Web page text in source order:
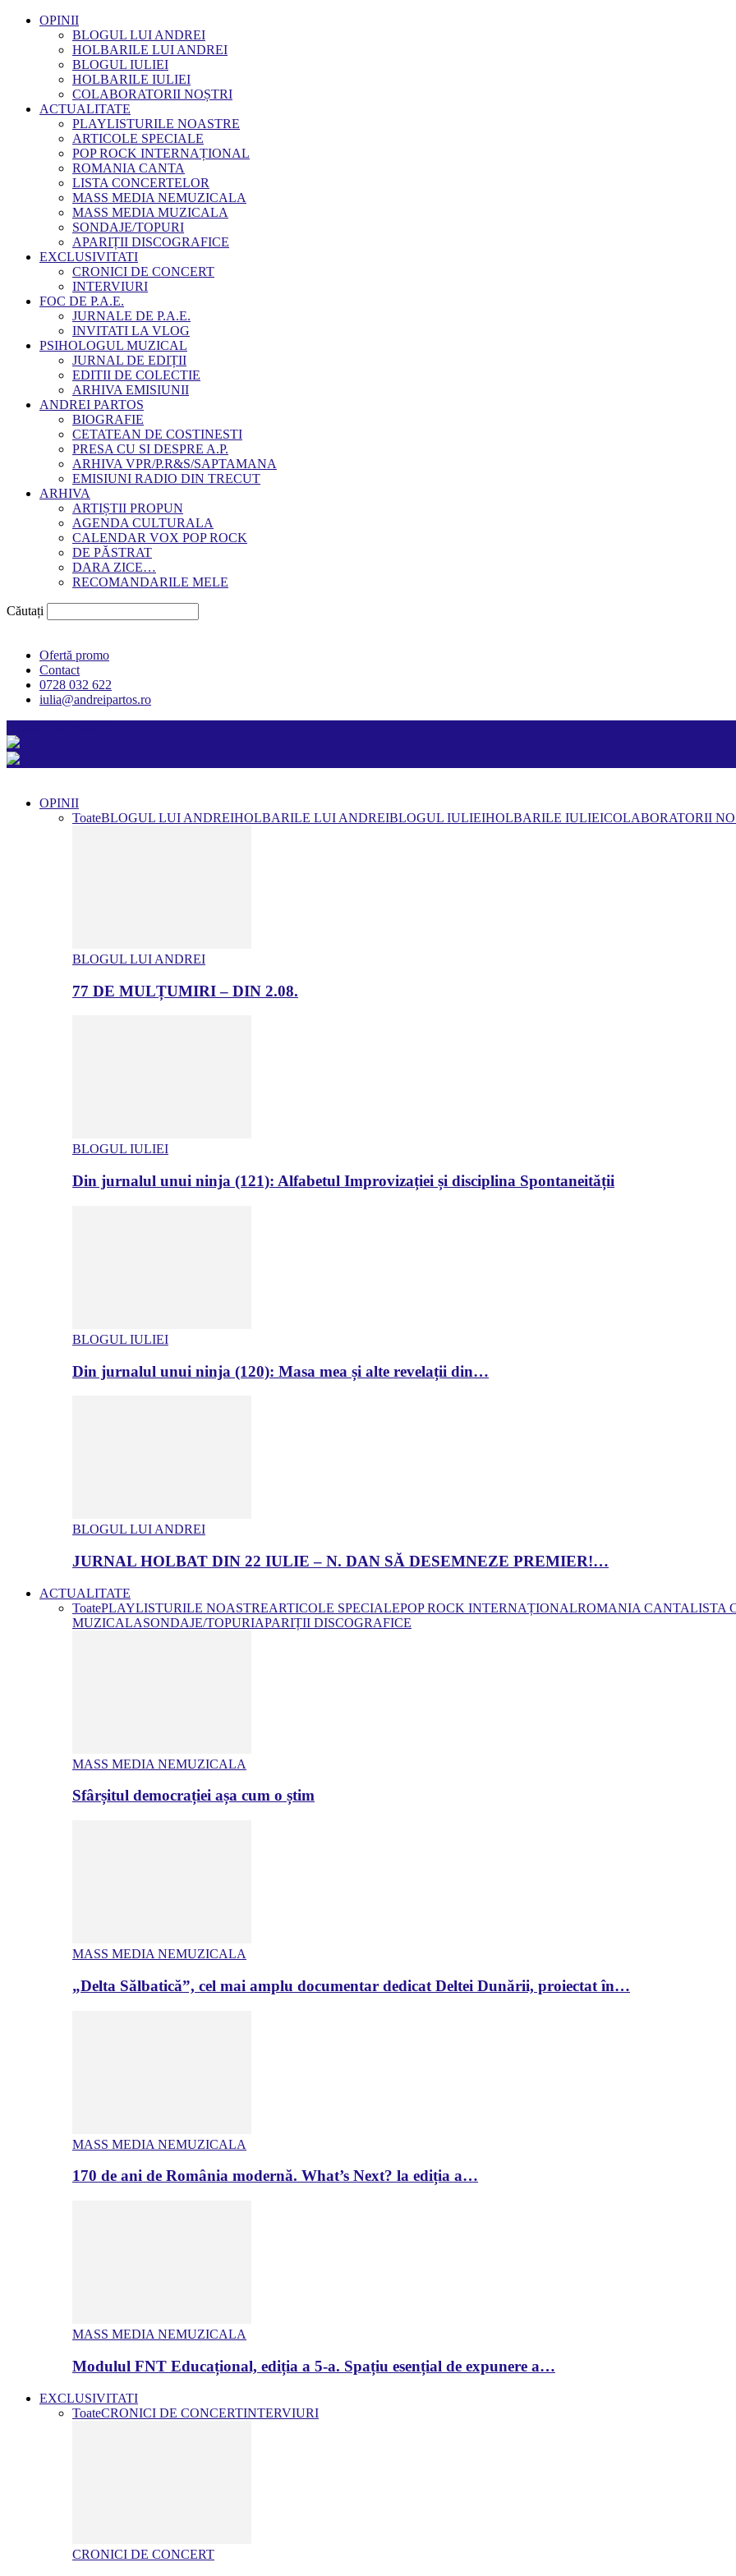
OPINII
BLOGUL LUI ANDREI
HOLBARILE LUI ANDREI
BLOGUL IULIEI
HOLBARILE IULIEI
COLABORATORII NOȘTRI
ACTUALITATE
PLAYLISTURILE NOASTRE
ARTICOLE SPECIALE
POP ROCK INTERNAȚIONAL
ROMANIA CANTA
LISTA CONCERTELOR
MASS MEDIA NEMUZICALA
MASS MEDIA MUZICALA
SONDAJE/TOPURI
APARIȚII DISCOGRAFICE
EXCLUSIVITATI
CRONICI DE CONCERT
INTERVIURI
FOC DE P.A.E.
JURNALE DE P.A.E.
INVITATI LA VLOG
PSIHOLOGUL MUZICAL
JURNAL DE EDIȚII
EDITII DE COLECTIE
ARHIVA EMISIUNII
ANDREI PARTOS
BIOGRAFIE
CETATEAN DE COSTINESTI
PRESA CU SI DESPRE A.P.
ARHIVA VPR/P.R&S/SAPTAMANA
EMISIUNI RADIO DIN TRECUT
ARHIVA
ARTIȘTII PROPUN
AGENDA CULTURALA
CALENDAR VOX POP ROCK
DE PĂSTRAT
DARA ZICE…
RECOMANDARILE MELE
Căutați
Ofertă promo
Contact
0728 032 622
iulia@andreipartos.ro
OPINII
ToateBLOGUL LUI ANDREIHOLBARILE LUI ANDREIBLOGUL IULIEIHOLBARILE IULIEICOLABORATORII
BLOGUL LUI ANDREI
77 DE MULȚUMIRI – DIN 2.08.
BLOGUL IULIEI
Din jurnalul unui ninja (121): Alfabetul Improvizației și disciplina Spontaneității
BLOGUL IULIEI
Din jurnalul unui ninja (120): Masa mea și alte revelații din…
BLOGUL LUI ANDREI
JURNAL HOLBAT DIN 22 IULIE – N. DAN SĂ DESEMNEZE PREMIER!…
ACTUALITATE
ToatePLAYLISTURILE NOASTREARTICOLE SPECIALEPOP ROCK INTERNAȚIONALROMANIA CANTALISTA
MUZICALASONDAJE/TOPURIAPARIȚII DISCOGRAFICE
MASS MEDIA NEMUZICALA
Sfârșitul democrației așa cum o știm
MASS MEDIA NEMUZICALA
„Delta Sălbatică”, cel mai amplu documentar dedicat Deltei Dunării, proiectat în…
MASS MEDIA NEMUZICALA
170 de ani de România modernă. What’s Next? la ediția a…
MASS MEDIA NEMUZICALA
Modulul FNT Educațional, ediția a 5-a. Spațiu esențial de expunere a…
EXCLUSIVITATI
ToateCRONICI DE CONCERTINTERVIURI
CRONICI DE CONCERT